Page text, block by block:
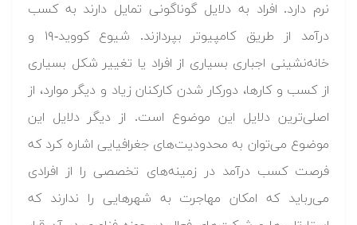
نرم دارد. افراد به دلایل گوناگونی تمایل دارند به کسب
درآمد از طریق کامپیوتر بپردازند. شیوع کووید-۱۹ و
خانه‌نشینی اجباری بسیاری از افراد یا تغییر شکل بسیاری
از کسب و کارها، دورکار شدن کارکنان زیاد و دیگر موارد، از
اصلی‌ترین دلایل این موضوع است. از دیگر دلایل این
موضوع می‌توان به محدودیت‌های جغرافیایی اشاره کرد که
فرصت کسب درآمد در زمینه‌های تخصصی را از افرادی
می‌رباید که امکان مهاجرت به شهرهایی را ندارند که